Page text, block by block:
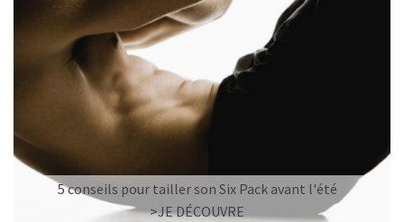
5 conseils pour tailler son Six Pack avant l'été
>JE DÉCOUVRE